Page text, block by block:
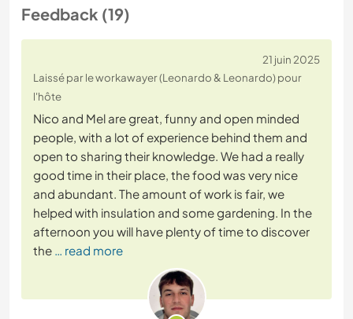
Feedback (19)
21 juin 2025
Laissé par le workawayer (Leonardo & Leonardo) pour
l'hôte
Nico and Mel are great, funny and open minded
people, with a lot of experience behind them and
open to sharing their knowledge. We had a really
good time in their place, the food was very nice
and abundant. The amount of work is fair, we
helped with insulation and some gardening. In the
afternoon you will have plenty of time to discover
the … read more